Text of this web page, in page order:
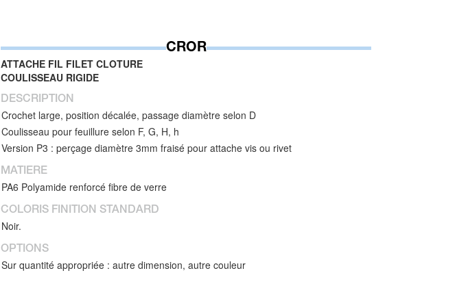
CROR
ATTACHE FIL FILET CLOTURE
COULISSEAU RIGIDE
DESCRIPTION
Crochet large, position décalée, passage diamètre selon D
Coulisseau pour feuillure selon F, G, H, h
Version P3 : perçage diamètre 3mm fraisé pour attache vis ou rivet
MATIERE
PA6 Polyamide renforcé fibre de verre
COLORIS FINITION STANDARD
Noir.
OPTIONS
Sur quantité appropriée : autre dimension, autre couleur